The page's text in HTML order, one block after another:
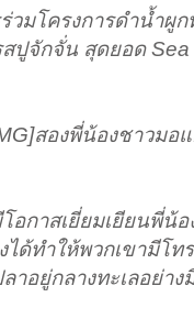
วมโครงการดำน้ำผู
ปูจักจั่น สุดยอด Sea
สองพี่น้องชาวมอ
อกาสเยี่ยมเยียนพี่น้
ได้ทำให้พวกเขามีโ
ลาอยู่กลางทะเลอย่า